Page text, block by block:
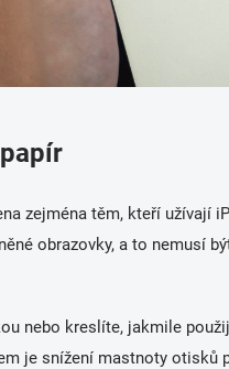
zejména těm, kteří užívají
obrazovky, a to nemusí
nebo kreslíte, jakmile
je snížení mastnoty